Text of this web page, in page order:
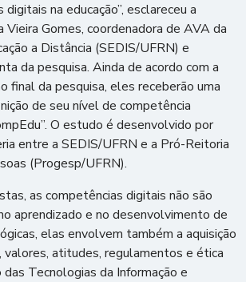
na educação”, esclareceu a
Vieira Gomes, coordenadora de AVA da
a Distância (SEDIS/UFRN) e
da pesquisa. Ainda de acordo com a
final da pesquisa, eles receberão uma
de seu nível de competência
O estudo é desenvolvido por
entre a SEDIS/UFRN e a Pró-Reitoria
(Progesp/UFRN).
as competências digitais não são
aprendizado e no desenvolvimento de
elas envolvem também a aquisição
valores, atitudes, regulamentos e ética
Tecnologias da Informação e